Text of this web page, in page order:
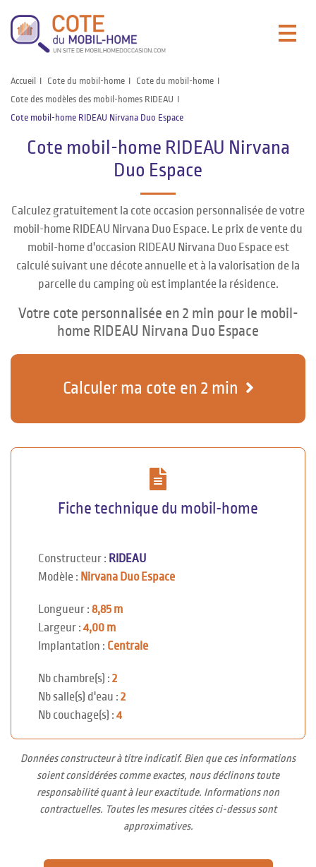
Accueil Cote du mobil-home
Cote du mobil-home
Cote des modèles des mobil-homes RIDEAU
Cote mobil-home RIDEAU Nirvana Duo Espace
Cote mobil-home RIDEAU Nirvana
Duo Espace
Calculez gratuitement la cote occasion personnalisée de votre
mobil-home RIDEAU Nirvana Duo Espace. Le prix de vente du
mobil-home d'occasion RIDEAU Nirvana Duo Espace est
calculé suivant une décote annuelle et à la valorisation de la
parcelle du camping où est implantée la résidence.
Votre cote personnalisée en 2 min pour le mobil-
home RIDEAU Nirvana Duo Espace
Calculer ma cote en 2 min
Fiche technique du mobil-home
Constructeur : RIDEAU
Modèle : Nirvana Duo Espace
Longueur : 8,85 m
Largeur : 4,00 m
Implantation : Centrale
Nb chambre(s) : 2
Nb salle(s) d'eau : 2
Nb couchage(s) : 4
Données constructeur à titre indicatif. Bien que ces informations
soient considérées comme exactes, nous déclinons toute
responsabilité quant à leur exactitude. Informations non
contractuelles. Toutes les mesures citées ci-dessus sont
approximatives.